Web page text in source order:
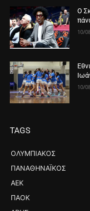
Ο
10/
10/
TAGS
ΟΛΥΜΠΙΑΚΌΣ
ΠΑΝΑΘΗΝΑΪΚΌΣ
ΑΕΚ
ΠΑΟΚ